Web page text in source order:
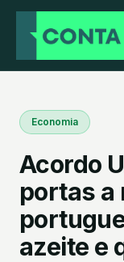
Economia
Acordo
portas a
azeite e